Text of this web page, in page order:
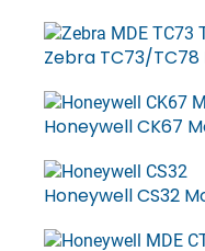
Zebra TC73/
Honeywell CK67
Honeywell CS32